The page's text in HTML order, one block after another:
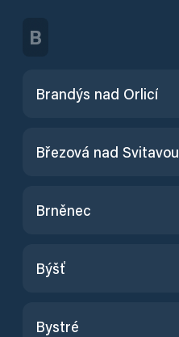
B
Brandýs nad Orlicí
Březová nad Svitavou
Brněnec
Býšť
Bystré